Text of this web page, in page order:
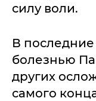
силу воли.
В
болезнью
других
самого